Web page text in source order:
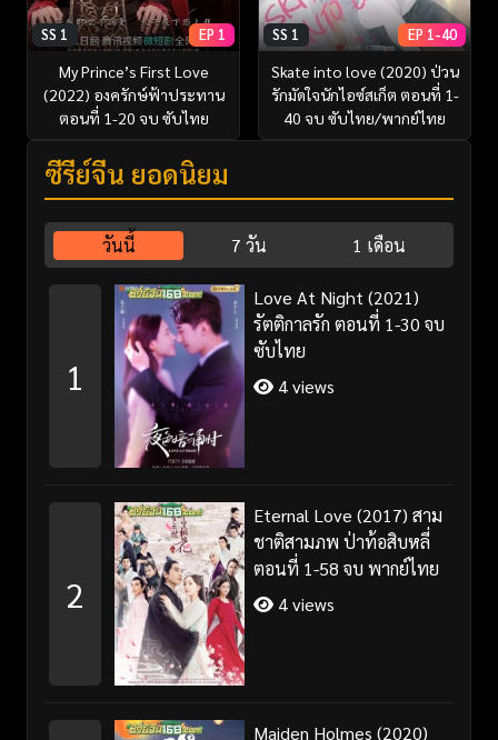
SS 1 EP 1
My Prince’s First Love
(2022) องครักษ์ฟ้าประทาน
ตอนที่ 1-20 จบ ซับไทย
SS 1 EP 1-40
Skate into love (2020) ป่วน
รักมัดใจนักไอซ์สเก็ต ตอนที่ 1-
40 จบ ซับไทย/พากย์ไทย
ซีรี่ย์จีน ยอดนิยม
วันนี้ 7 วัน 1 เดือน
1
Love At Night (2021)
รัตติกาลรัก ตอนที่ 1-30 จบ
ซับไทย
4 views
2
Eternal Love (2017) สาม
ชาติสามภพ ป่าท้อสิบหลี่
ตอนที่ 1-58 จบ พากย์ไทย
4 views
Maiden Holmes (2020)